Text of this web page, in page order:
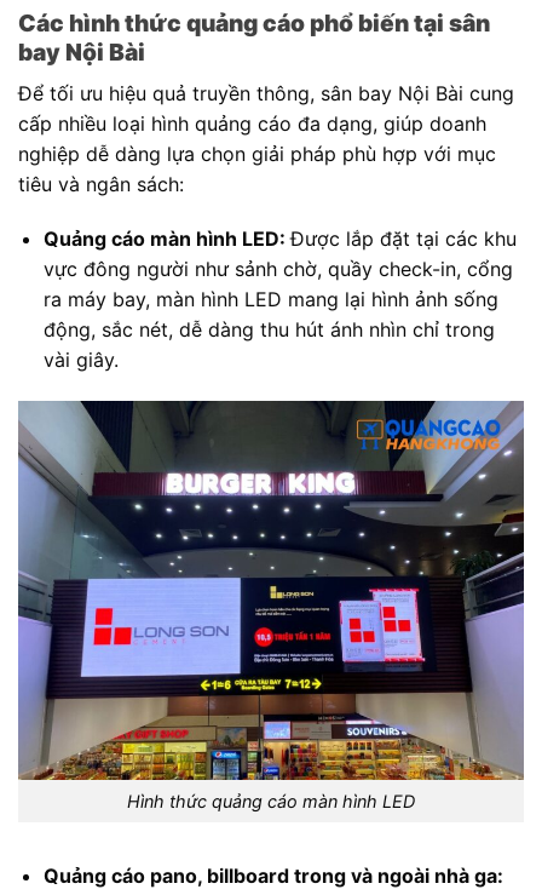
Các hình thức quảng cáo phổ biến tại sân
bay Nội Bài
Để tối ưu hiệu quả truyền thông, sân bay Nội Bài cung
cấp nhiều loại hình quảng cáo đa dạng, giúp doanh
nghiệp dễ dàng lựa chọn giải pháp phù hợp với mục
tiêu và ngân sách:
Quảng cáo màn hình LED:Được lắp đặt tại các khu
vực đông người như sảnh chờ, quầy check-in, cổng
ra máy bay, màn hình LED mang lại hình ảnh sống
động, sắc nét, dễ dàng thu hút ánh nhìn chỉ trong
vài giây.
Hình thức quảng cáo màn hình LED
Quảng cáo pano, billboard trong và ngoài nhà ga: